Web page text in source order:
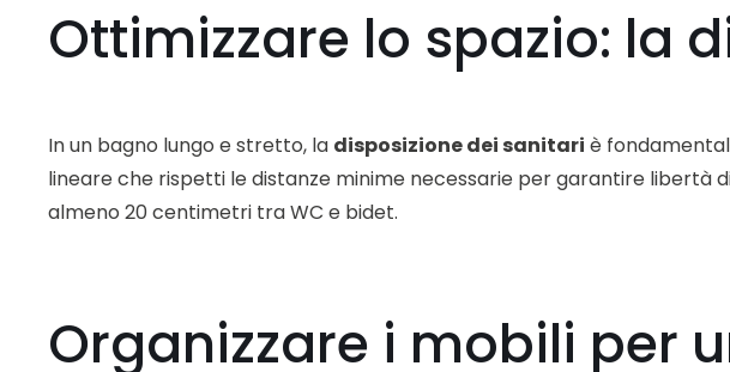
Ottimizzare lo spazio: la
In un bagno lungo e stretto, la disposizione dei sanitari è
lineare che rispetti le distanze minime necessarie per garantire libertà
almeno 20 centimetri tra WC e bidet.
Organizzare i mobili per